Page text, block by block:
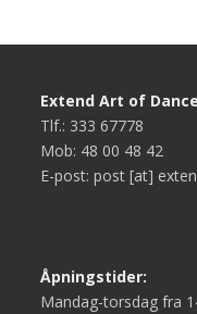
Extend Art of
Tlf.: 333 67778
Mob: 48 00 48 42
E-post: post [at]
Åpningstider:
Mandag-torsdag fra